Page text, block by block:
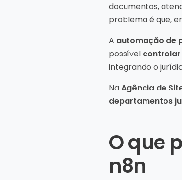
documentos,
problema é que,
A automação de
possível controlar
integrando o
NaAgência de
departamentos
O que
n8n